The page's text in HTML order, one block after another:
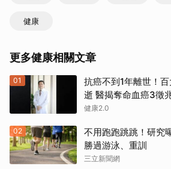
健康
更多健康相關文章
01
抗癌不到1年離世！
逝 醫揭奪命血癌3徵
健康2.0
02
不用跑跑跳跳！研究
勝過游泳、重訓
三立新聞網